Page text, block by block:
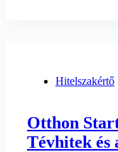
Hitelszakértő
Otthon
Tévhitek és